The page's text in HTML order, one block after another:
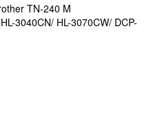
TN-240 M
3040CN/ HL-3070CW/ DCP-